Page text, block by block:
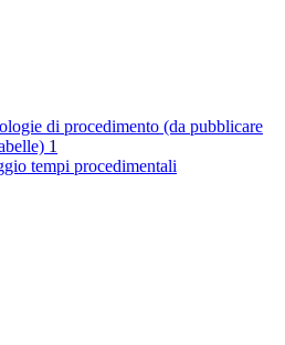
di procedimento (da pubblicare
1
tempi procedimentali